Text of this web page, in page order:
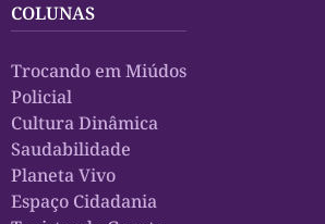
COLUNAS
Trocando em Miúdos
Policial
Cultura Dinâmica
Saudabilidade
Planeta Vivo
Espaço Cidadania